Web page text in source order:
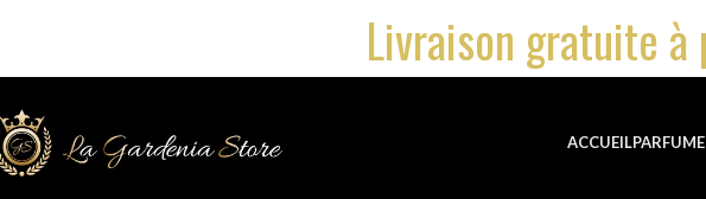
Livraison gratuite
ACCUEIL